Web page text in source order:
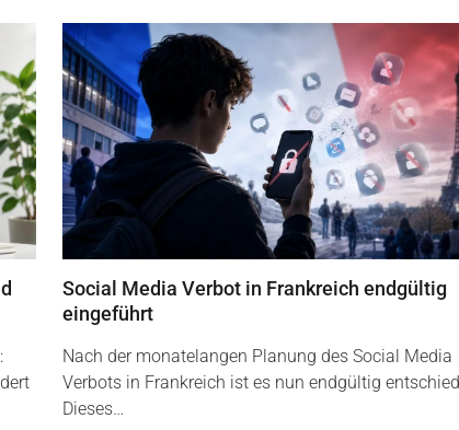
Social Media Verbot in Frankreich endgültig
eingeführt
Nach der monatelangen Planung des Social Media
Verbots in Frankreich ist es nun endgültig
Dieses…